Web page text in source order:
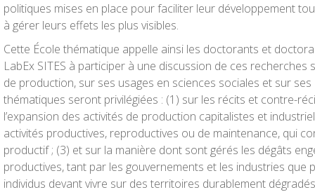
politiques mises en place pour faciliter leur développement
à gérer leurs effets les plus visibles.
Cette École thématique appelle ainsi les doctorants et
LabEx SITES à participer à une discussion de ces recherches
de production, sur ses usages en sciences sociales et sur
thématiques seront privilégiées : (1) sur les récits et contre-
l’expansion des activités de production capitalistes et
activités productives, reproductives ou de maintenance, qui
productif ; (3) et sur la manière dont sont gérés les dégâts
productives, tant par les gouvernements et les industries que
individus devant vivre sur des territoires durablement